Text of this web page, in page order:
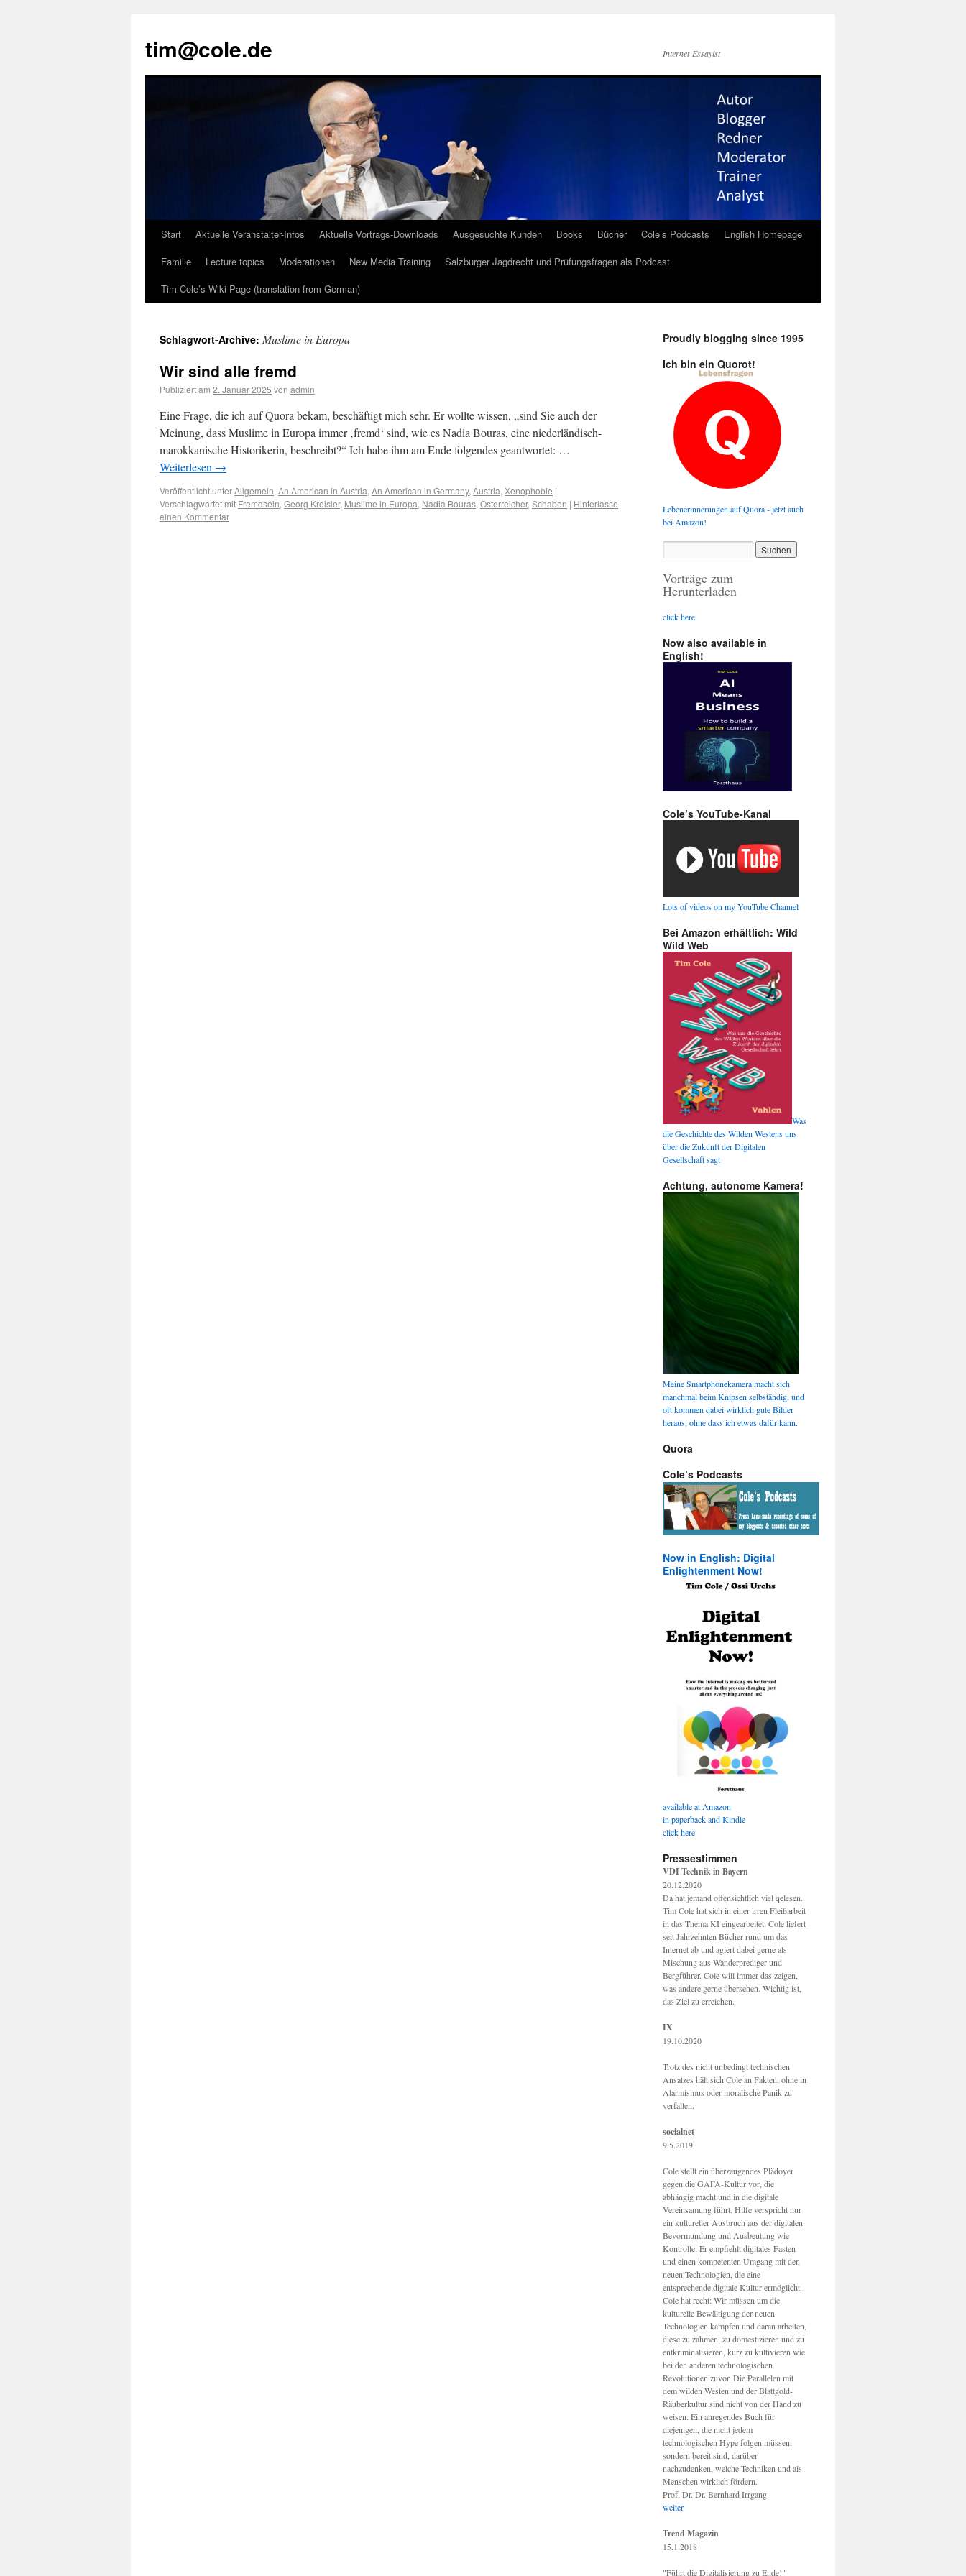
tim@cole.de Internet-Essayist
Start Aktuelle Veranstalter-Infos Aktuelle Vortrags-Downloads Ausgesuchte Kunden Books Bücher Cole’s Podcasts
English Homepage
Familie
Lecture topics Moderationen New Media Training
Salzburger Jagdrecht und Prüfungsfragen als Podcast
Tim Cole’s Wiki Page (translation from German)
Schlagwort-Archive: Muslime in Europa
Wir sind alle fremd
Publiziert am 2. Januar 2025 von admin
Eine Frage, die ich auf Quora bekam, beschäftigt mich sehr. Er wollte wissen, „sind Sie auch der
Meinung, dass Muslime in Europa immer ‚fremd‘ sind, wie es Nadia Bouras, eine niederländisch-
marokkanische Historikerin, beschreibt?“ Ich habe ihm am Ende folgendes geantwortet: …
Weiterlesen →
Veröffentlicht unterAllgemein, An American in Austria, An American in Germany, Austria, Xenophobie |
Verschlagwortet mit Fremdsein, Georg Kreisler, Muslime in Europa, Nadia Bouras, Österreicher, Schaben | Hinterlasse
einen Kommentar
Proudly blogging since 1995
Ich bin ein Quorot!
Lebenerinnerungen auf Quora - jetzt auch
bei Amazon!
Vorträge zum
Herunterladen
click here
Now also available in
English!
Cole’s YouTube-Kanal
Lots of videos on my YouTube Channel
Bei Amazon erhältlich: Wild
Wild Web
Was
die Geschichte des Wilden Westens uns
über die Zukunft der Digitalen
Gesellschaft sagt
Achtung, autonome Kamera!
Meine Smartphonekamera macht sich
manchmal beim Knipsen selbständig, und
oft kommen dabei wirklich gute Bilder
heraus, ohne dass ich etwas dafür kann.
Quora
Cole’s Podcasts
Now in English: Digital
Enlightenment Now!
available at Amazon
in paperback and Kindle
click here
Pressestimmen
VDI Technik in Bayern
20.12.2020
Da hat jemand offensichtlich viel qelesen.
Tim Cole hat sich in einer irren Fleißarbeit
in das Thema KI eingearbeitet. Cole liefert
seit Jahrzehnten Bücher rund um das
Internet ab und agiert dabei gerne als
Mischung aus Wanderprediger und
Bergführer. Cole will immer das zeigen,
was andere gerne übersehen. Wichtig ist,
das Ziel zu erreichen.
IX
19.10.2020
Trotz des nicht unbedingt technischen
Ansatzes hält sich Cole an Fakten, ohne in
Alarmismus oder moralische Panik zu
verfallen.
socialnet
9.5.2019
Cole stellt ein überzeugendes Plädoyer
gegen die GAFA-Kultur vor, die
abhängig macht und in die digitale
Vereinsamung führt. Hilfe verspricht nur
ein kultureller Ausbruch aus der digitalen
Bevormundung und Ausbeutung wie
Kontrolle. Er empfiehlt digitales Fasten
und einen kompetenten Umgang mit den
neuen Technologien, die eine
entsprechende digitale Kultur ermöglicht.
Cole hat recht: Wir müssen um die
kulturelle Bewältigung der neuen
Technologien kämpfen und daran arbeiten,
diese zu zähmen, zu domestizieren und zu
entkriminalisieren, kurz zu kultivieren wie
bei den anderen technologischen
Revolutionen zuvor. Die Parallelen mit
dem wilden Westen und der Blattgold-
Räuberkultur sind nicht von der Hand zu
weisen. Ein anregendes Buch für
diejenigen, die nicht jedem
technologischen Hype folgen müssen,
sondern bereit sind, darüber
nachzudenken, welche Techniken und als
Menschen wirklich fördern.
Prof. Dr. Dr. Bernhard Irrgang
weiter
Trend Magazin
15.1.2018
"Führt die Digitalisierung zu Ende!"